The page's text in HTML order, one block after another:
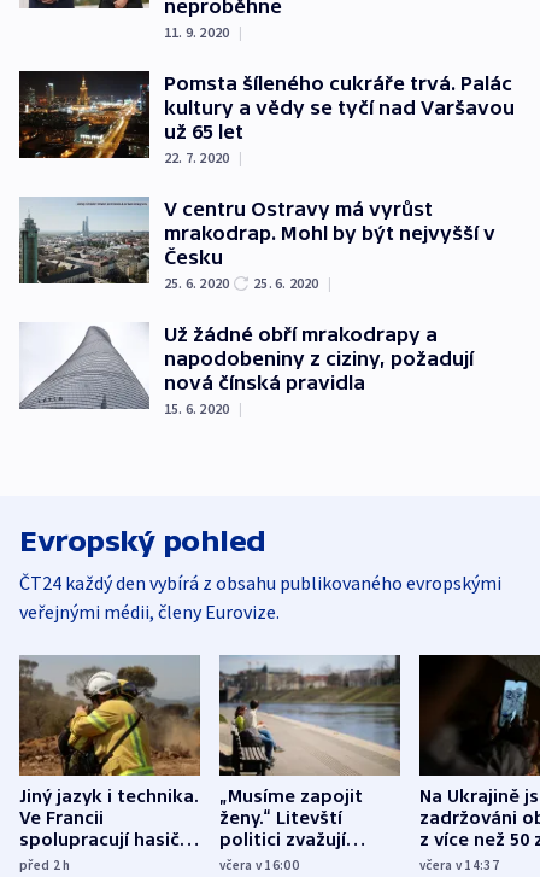
neproběhne
11. 9. 2020 |
Pomsta šíleného cukráře trvá. Palác
kultury a vědy se tyčí nad Varšavou
už 65 let
22. 7. 2020 |
V centru Ostravy má vyrůst
mrakodrap. Mohl by být nejvyšší v
Česku
25. 6. 2020 25. 6. 2020 |
Už žádné obří mrakodrapy a
napodobeniny z ciziny, požadují
nová čínská pravidla
15. 6. 2020 |
Evropský pohled
ČT24 každý den vybírá z obsahu publikovaného evropskými
veřejnými médii, členy Eurovize.
Jiný jazyk i technika.
Ve Francii
spolupracují hasiči z
různých zemí
před 2h
„Musíme zapojit
ženy.“ Litevští
politici zvažují
dohodu o
včera v 16:00
Na Ukrajině
zadržováni
z více než 50
Bojovali na
včera v 14:37